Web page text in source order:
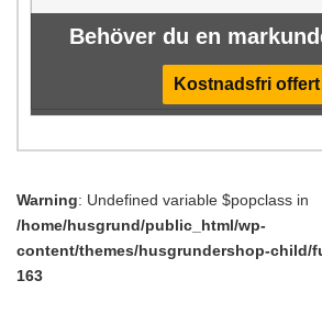
Behöver du en
Kostnadsfri offert
Warning: Undefined variable $popclass in
/home/husgrund/public_html/wp-
content/themes/husgrundershop-child/
163